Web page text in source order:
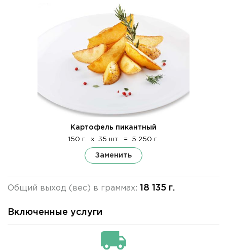
Картофель пикантный
150 г. x 35 шт. = 5 250 г.
Заменить
Общий выход (вес) в граммах: 18 135 г.
Включенные услуги